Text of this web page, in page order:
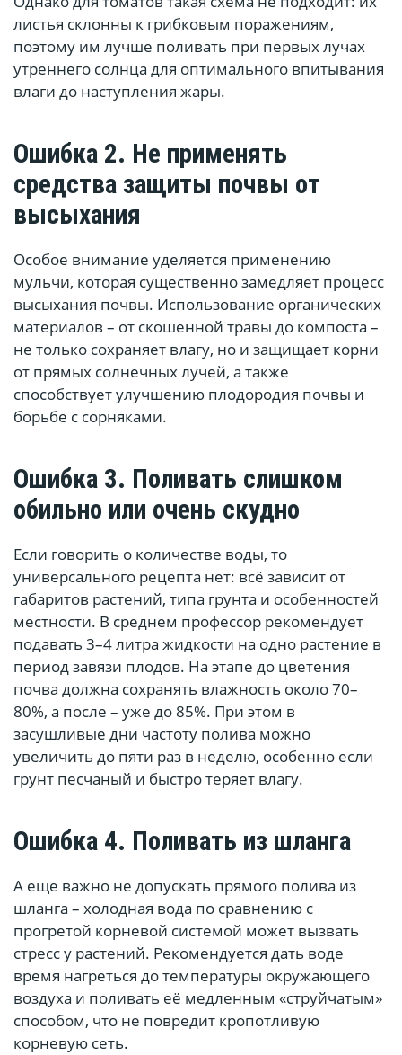
листья склонны к грибковым поражениям,
поэтому им лучше поливать при первых лучах
утреннего солнца для оптимального впитывания
влаги до наступления жары.
Ошибка 2. Не применять
средства защиты почвы от
высыхания
Особое внимание уделяется применению
мульчи, которая существенно замедляет процесс
высыхания почвы. Использование органических
материалов – от скошенной травы до компоста –
не только сохраняет влагу, но и защищает корни
от прямых солнечных лучей, а также
способствует улучшению плодородия почвы и
борьбе с сорняками.
Ошибка 3. Поливать слишком
обильно или очень скудно
Если говорить о количестве воды, то
универсального рецепта нет: всё зависит от
габаритов растений, типа грунта и особенностей
местности. В среднем профессор рекомендует
подавать 3–4 литра жидкости на одно растение в
период завязи плодов. На этапе до цветения
почва должна сохранять влажность около 70–
80%, а после – уже до 85%. При этом в
засушливые дни частоту полива можно
увеличить до пяти раз в неделю, особенно если
грунт песчаный и быстро теряет влагу.
Ошибка 4. Поливать из шланга
А еще важно не допускать прямого полива из
шланга – холодная вода по сравнению с
прогретой корневой системой может вызвать
стресс у растений. Рекомендуется дать воде
время нагреться до температуры окружающего
воздуха и поливать её медленным «струйчатым»
способом, что не повредит кропотливую
корневую сеть.